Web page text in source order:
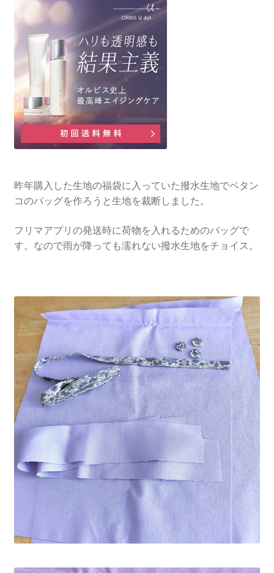
昨年購入した生地の福袋に入っていた撥水生地でペタン
コのバッグを作ろうと生地を裁断しました。
フリマアプリの発送時に荷物を入れるためのバッグで
す。なので雨が降っても濡れない撥水生地をチョイス。